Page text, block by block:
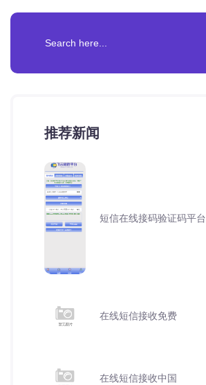
推荐新闻
短信在线接码验证码平台
在线短信接收免费
在线短信接收中国